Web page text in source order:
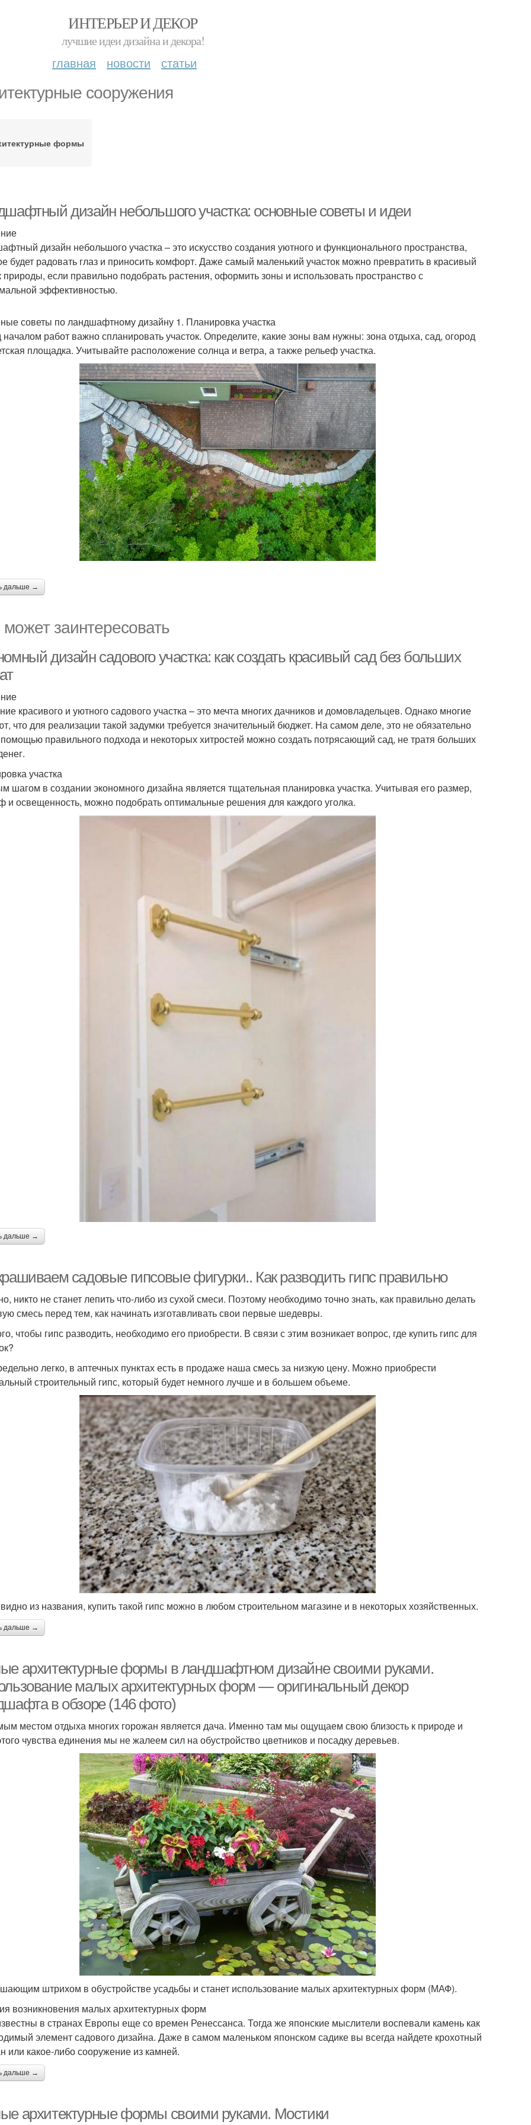
ИНТЕРЬЕР И ДЕКОР
лучшие идеи дизайна и декора!
главная новости статьи
сооружения
формы
дизайн небольшого участка: основные советы и идеи
дизайн небольшого участка – это искусство создания уютного и функционального пространства,
будет радовать глаз и приносить комфорт. Даже самый маленький участок можно превратить в красивый
природы, если правильно подобрать растения, оформить зоны и использовать пространство с
эффективностью.
советы по ландшафтному дизайну 1. Планировка участка
работ важно спланировать участок. Определите, какие зоны вам нужны: зона отдыха, сад, огород
площадка. Учитывайте расположение солнца и ветра, а также рельеф участка.
дальше →
заинтересовать
дизайн садового участка: как создать красивый сад без больших
красивого и уютного садового участка – это мечта многих дачников и домовладельцев. Однако многие
что для реализации такой задумки требуется значительный бюджет. На самом деле, это не обязательно
правильного подхода и некоторых хитростей можно создать потрясающий сад, не тратя больших
участка
шагом в создании экономного дизайна является тщательная планировка участка. Учитывая его размер,
и освещенность, можно подобрать оптимальные решения для каждого уголка.
дальше →
садовые гипсовые фигурки.. Как разводить гипс правильно
никто не станет лепить что-либо из сухой смеси. Поэтому необходимо точно знать, как правильно делать
смесь перед тем, как начинать изготавливать свои первые шедевры.
чтобы гипс разводить, необходимо его приобрести. В связи с этим возникает вопрос, где купить гипс для
легко, в аптечных пунктах есть в продаже наша смесь за низкую цену. Можно приобрести
строительный гипс, который будет немного лучше и в большем объеме.
из названия, купить такой гипс можно в любом строительном магазине и в некоторых хозяйственных.
дальше →
архитектурные формы в ландшафтном дизайне своими руками.
малых архитектурных форм — оригинальный декор
в обзоре (146 фото)
местом отдыха многих горожан является дача. Именно там мы ощущаем свою близость к природе и
чувства единения мы не жалеем сил на обустройство цветников и посадку деревьев.
штрихом в обустройстве усадьбы и станет использование малых архитектурных форм (МАФ).
возникновения малых архитектурных форм
в странах Европы еще со времен Ренессанса. Тогда же японские мыслители воспевали камень как
элемент садового дизайна. Даже в самом маленьком японском садике вы всегда найдете крохотный
или какое-либо сооружение из камней.
дальше →
архитектурные формы своими руками. Мостики